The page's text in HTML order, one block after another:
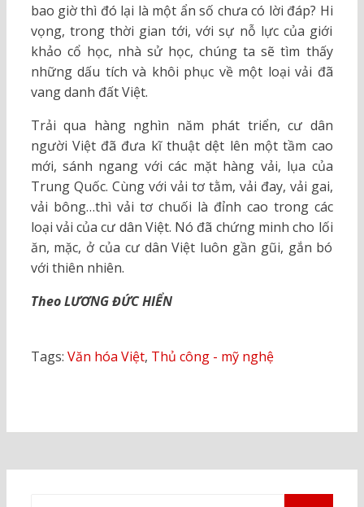
bao giờ thì đó lại là một ẩn số chưa có lời đáp? Hi
vọng, trong thời gian tới, với sự nỗ lực của giới
khảo cổ học, nhà sử học, chúng ta sẽ tìm thấy
những dấu tích và khôi phục về một loại vải đã
vang danh đất Việt.
Trải qua hàng nghìn năm phát triển, cư dân
người Việt đã đưa kĩ thuật dệt lên một tầm cao
mới, sánh ngang với các mặt hàng vải, lụa của
Trung Quốc. Cùng với vải tơ tằm, vải đay, vải gai,
vải bông…thì vải tơ chuối là đỉnh cao trong các
loại vải của cư dân Việt. Nó đã chứng minh cho lối
ăn, mặc, ở của cư dân Việt luôn gần gũi, gắn bó
với thiên nhiên.
Theo LƯƠNG ĐỨC HIỂN
Tags: Văn hóa Việt, Thủ công - mỹ nghệ